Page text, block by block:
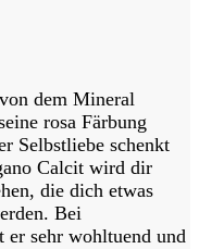
dem Mineral
rosa Färbung
Selbstliebe schenkt
Calcit wird dir
die dich etwas
Bei
sehr wohltuend und